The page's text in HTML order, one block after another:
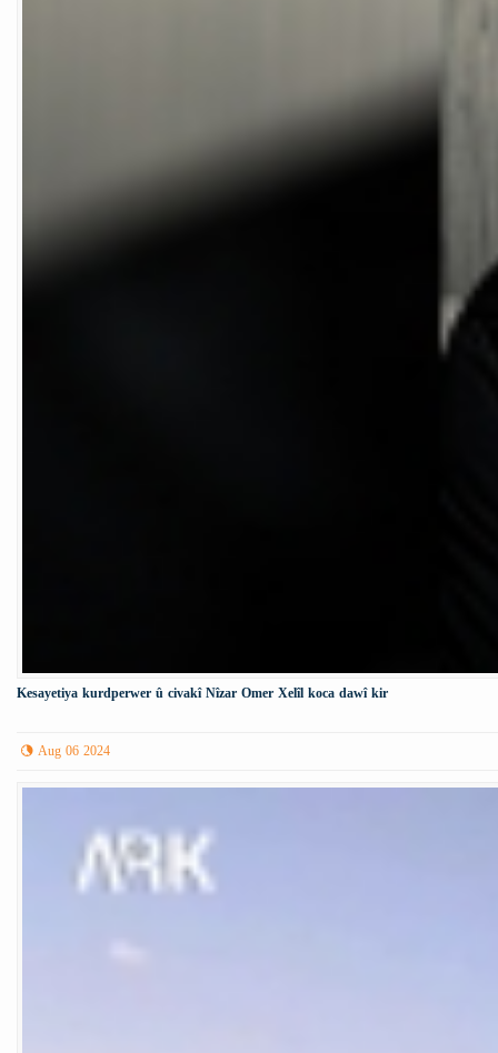
Kesayetiya kurdperwer û civakî Nîzar Omer Xelîl koca dawî kir
Aug 06 2024